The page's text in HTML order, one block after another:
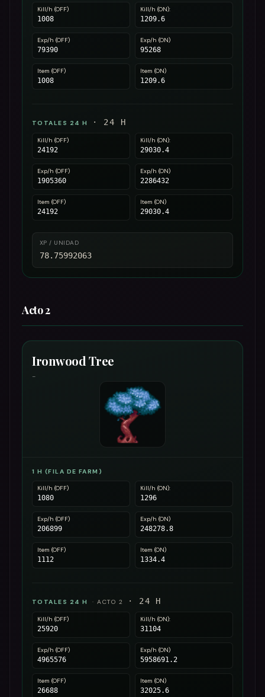
Kill/h (OFF)
1008
Kill/h (ON):
1209.6
Exp/h (OFF)
79390
Exp/h (ON)
95268
Item (OFF)
1008
Item (ON)
1209.6
TOTALES 24 H · 24 H
Kill/h (OFF)
24192
Kill/h (ON):
29030.4
Exp/h (OFF)
1905360
Exp/h (ON)
2286432
Item (OFF)
24192
Item (ON)
29030.4
XP / UNIDAD
78.75992063
Acto 2
Ironwood Tree
-
1 H (FILA DE FARM)
Kill/h (OFF)
1080
Kill/h (ON):
1296
Exp/h (OFF)
206899
Exp/h (ON)
248278.8
Item (OFF)
1112
Item (ON)
1334.4
TOTALES 24 H ·ACTO 2 · 24 H
Kill/h (OFF)
25920
Kill/h (ON):
31104
Exp/h (OFF)
4965576
Exp/h (ON)
5958691.2
Item (OFF)
26688
Item (ON)
32025.6